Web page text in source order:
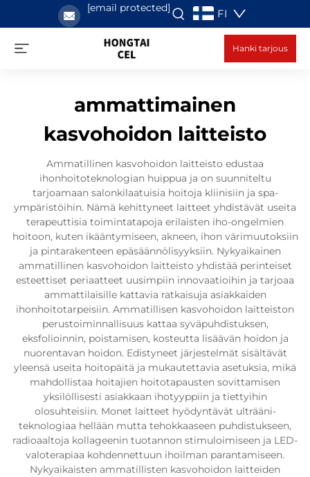
[email protected] FI
Hanki tarjous
ammattimainen
kasvohoidon laitteisto
Ammatillinen kasvohoidon laitteisto edustaa
ihonhoitoteknologian huippua ja on suunniteltu
tarjoamaan salonkilaatuisia hoitoja kliinisiin ja spa-
ympäristöihin. Nämä kehittyneet laitteet yhdistävät useita
terapeuttisia toimintatapoja erilaisten iho-ongelmien
hoitoon, kuten ikääntymiseen, akneen, ihon värimuutoksiin
ja pintarakenteen epäsäännölisyyksiin. Nykyaikainen
ammatillinen kasvohoidon laitteisto yhdistää perinteiset
esteettiset periaatteet uusimpiin innovaatioihin ja tarjoaa
ammattilaisille kattavia ratkaisuja asiakkaiden
ihonhoitotarpeisiin. Ammatillisen kasvohoidon laitteiston
perustoiminnallisuus kattaa syväpuhdistuksen,
eksfolioinnin, poistamisen, kosteutta lisäävän hoidon ja
nuorentavan hoidon. Edistyneet järjestelmät sisältävät
yleensä useita hoitopäitä ja mukautettavia asetuksia, mikä
mahdollistaa hoitajien hoitotapausten sovittamisen
yksilöllisesti asiakkaan ihotyyppiin ja tiettyihin
olosuhteisiin. Monet laitteet hyödyntävät ulträäni-
teknologiaa hellään mutta tehokkaaseen puhdistukseen,
radioaaltoja kollageenin tuotannon stimuloimiseen ja LED-
valoterapiaa kohdennettuun ihoilman parantamiseen.
Nykyaikaisten ammatillisten kasvohoidon laitteiden